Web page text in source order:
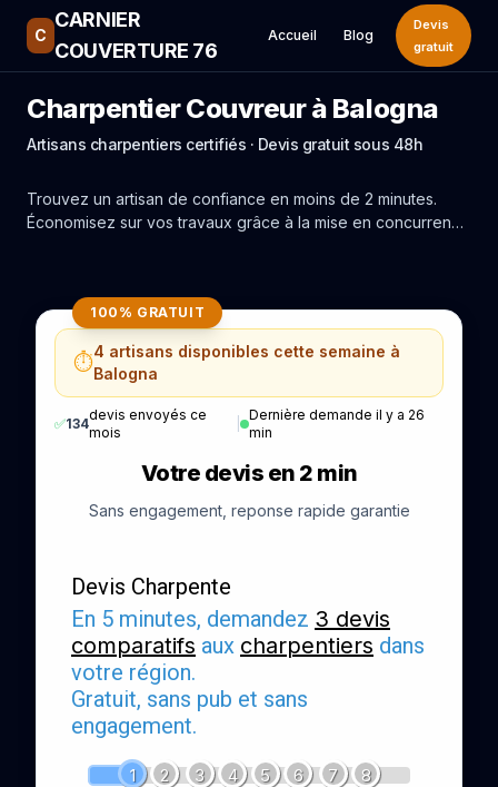
C
CARNIER
COUVERTURE 76
Accueil Blog
Devis
gratuit
Charpentier Couvreur à Balogna
Artisans charpentiers certifiés · Devis gratuit sous 48h
Trouvez un artisan de confiance en moins de 2 minutes.
Économisez sur vos travaux grâce à la mise en concurrence
100% GRATUIT
⏱️4 artisans disponibles cette semaine à
Balogna
✅134
devis envoyés ce
mois
Dernière demande il y a 26
min
Votre devis en 2 min
Sans engagement, reponse rapide garantie
Devis Charpente
En 5 minutes, demandez 3 devis
comparatifs aux charpentiers dans
votre région.
Gratuit, sans pub et sans
engagement.
1 2 3 4 5 6 7 8